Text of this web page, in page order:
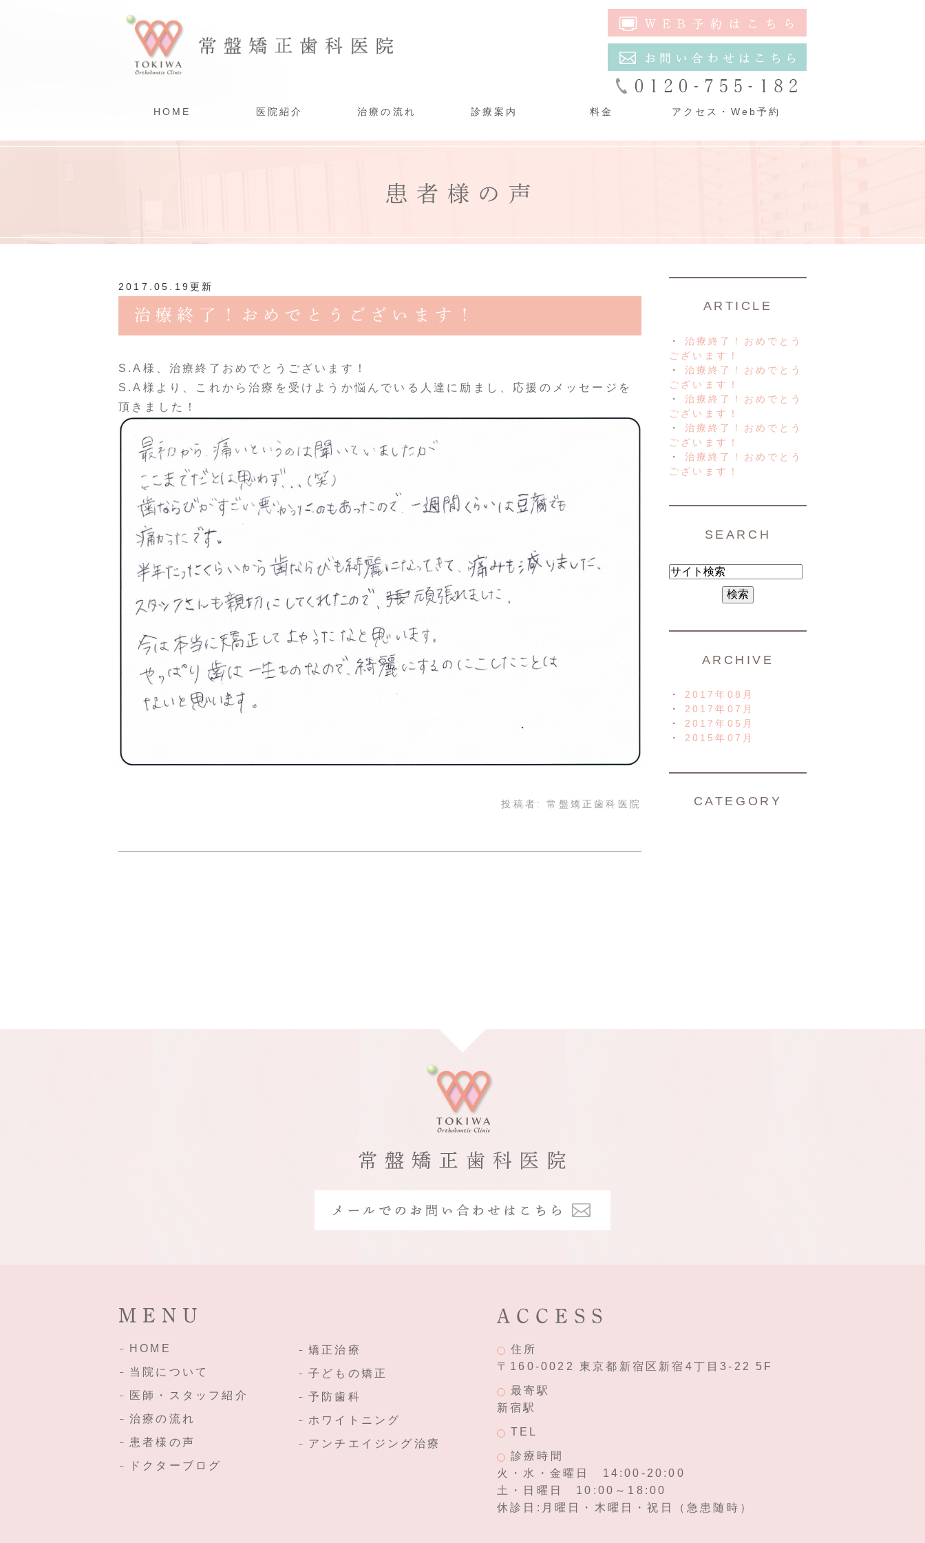
HOME 医院紹介 治療の流れ 診療案内 料金 アクセス・Web予約
患者様の声
2017.05.19更新
治療終了！おめでとうございます！
S.A様、治療終了おめでとうございます！
S.A様より、これから治療を受けようか悩んでいる人達に励まし、応援のメッセージを
頂きました！
投稿者:常盤矯正歯科医院
ARTICLE
治療終了！おめでとう
ございます！
治療終了！おめでとう
ございます！
治療終了！おめでとう
ございます！
治療終了！おめでとう
ございます！
治療終了！おめでとう
ございます！
SEARCH
ARCHIVE
2017年08月
2017年07月
2017年05月
2015年07月
CATEGORY
MENU
HOME
当院について
医師・スタッフ紹介
治療の流れ
患者様の声
ドクターブログ
矯正治療
子どもの矯正
予防歯科
ホワイトニング
アンチエイジング治療
ACCESS
住所
〒160-0022 東京都新宿区新宿4丁目3-22 5F
最寄駅
新宿駅
TEL
診療時間
火・水・金曜日 14:00-20:00
土・日曜日 10:00～18:00
休診日:月曜日・木曜日・祝日（急患随時）